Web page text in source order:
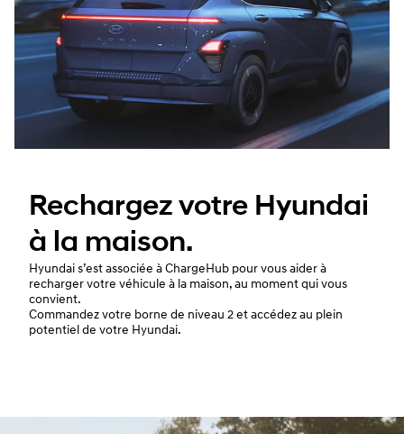
Rechargez votre Hyundai
à la maison.
Hyundai s’est associée à ChargeHub pour vous aider à
recharger votre véhicule à la maison, au moment qui vous
convient.
Commandez votre borne de niveau 2 et accédez au plein
potentiel de votre Hyundai.